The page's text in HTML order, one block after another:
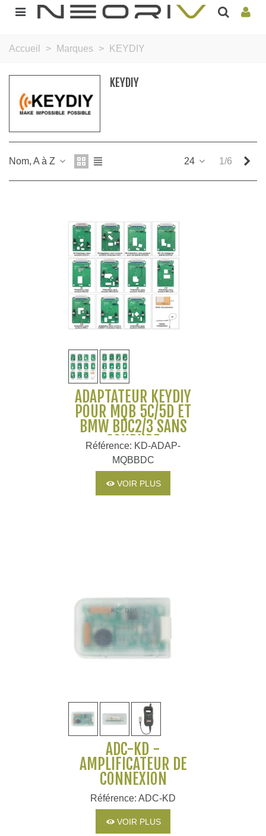
Accueil > Marques > KEYDIY
KEYDIY
Nom, A à Z 24 1/6
ADAPTATEUR KEYDIY
POUR MQB 5C/5D ET
BMW BDC2/3 SANS
SOUDURE
Référence: KD-ADAP-
MQBBDC
VOIR PLUS
ADC-KD -
AMPLIFICATEUR DE
CONNEXION
Référence: ADC-KD
VOIR PLUS